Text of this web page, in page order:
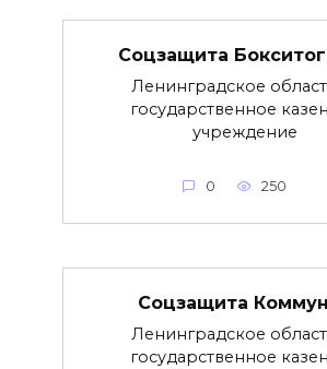
Соцзащита
Ленинградское
государственное
учреждение
0 250
Соцзащита
Ленинградское
государственное